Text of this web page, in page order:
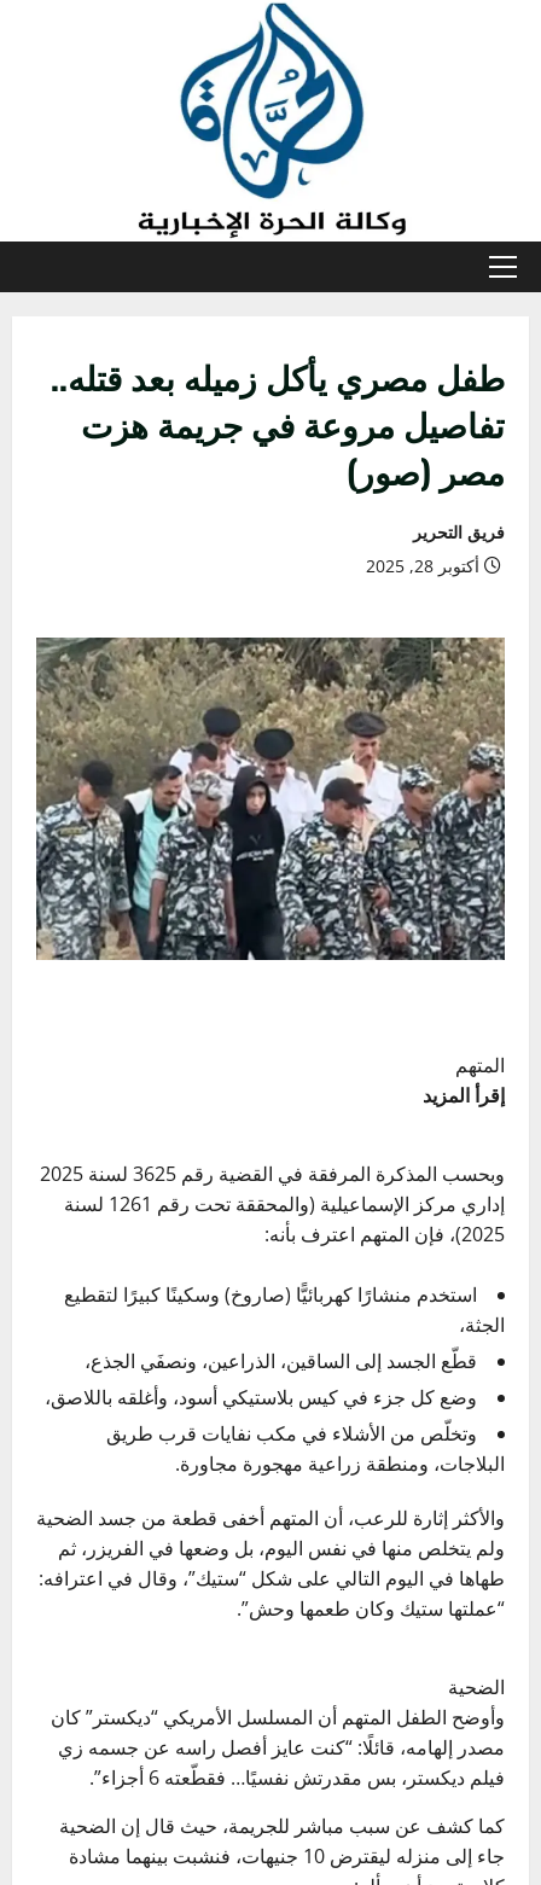
القائمة
طفل مصري يأكل زميله بعد قتله..
تفاصيل مروعة في جريمة هزت
مصر (صور)
فريق التحرير
أكتوبر 28, 2025
المتهم
إقرأ المزيد
وبحسب المذكرة المرفقة في القضية رقم 3625 لسنة 2025
إداري مركز الإسماعيلية (والمحققة تحت رقم 1261 لسنة
2025)، فإن المتهم اعترف بأنه:
استخدم منشارًا كهربائيًّا (صاروخ) وسكينًا كبيرًا لتقطيع
الجثة،
قطّع الجسد إلى الساقين، الذراعين، ونصفَي الجذع،
وضع كل جزء في كيس بلاستيكي أسود، وأغلقه باللاصق،
وتخلّص من الأشلاء في مكب نفايات قرب طريق
البلاجات، ومنطقة زراعية مهجورة مجاورة.
والأكثر إثارة للرعب، أن المتهم أخفى قطعة من جسد الضحية
ولم يتخلص منها في نفس اليوم، بل وضعها في الفريزر، ثم
طهاها في اليوم التالي على شكل “ستيك”، وقال في اعترافه:
“عملتها ستيك وكان طعمها وحش”.
الضحية
وأوضح الطفل المتهم أن المسلسل الأمريكي “ديكستر” كان
مصدر إلهامه، قائلًا: “كنت عايز أفصل راسه عن جسمه زي
فيلم ديكستر، بس مقدرتش نفسيًا… فقطّعته 6 أجزاء”.
كما كشف عن سبب مباشر للجريمة، حيث قال إن الضحية
جاء إلى منزله ليقترض 10 جنيهات، فنشبت بينهما مشادة